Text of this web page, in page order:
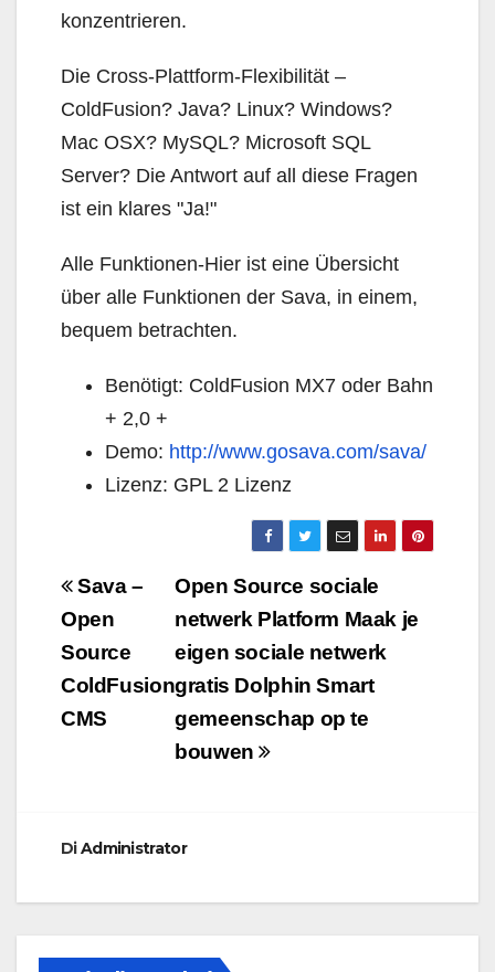
konzentrieren.
Die Cross-Plattform-Flexibilität –
ColdFusion? Java? Linux? Windows?
Mac OSX? MySQL? Microsoft SQL
Server? Die Antwort auf all diese Fragen
ist ein klares "Ja!"
Alle Funktionen-Hier ist eine Übersicht
über alle Funktionen der Sava, in einem,
bequem betrachten.
Benötigt: ColdFusion MX7 oder Bahn
+ 2,0 +
Demo: http://www.gosava.com/sava/
Lizenz: GPL 2 Lizenz
Navigazione
articoli
Open Source sociale
netwerk Platform Maak je
eigen sociale netwerk
gratis Dolphin Smart
gemeenschap op te
bouwen
Sava –
Open
Source
ColdFusion
CMS
DiAdministrator